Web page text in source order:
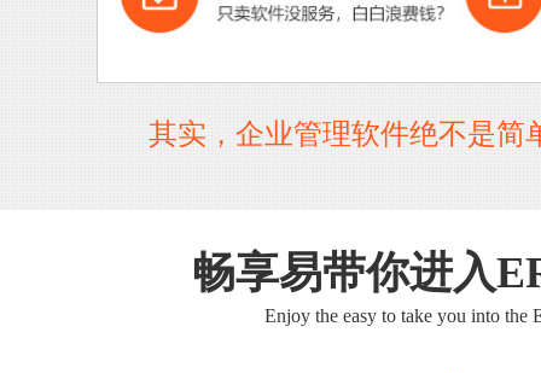
其实，企业管理软件绝不是
畅享易带你进入
Enjoy the easy to take you into the